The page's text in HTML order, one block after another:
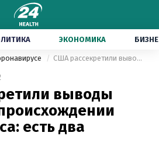
ЭКОНОМИКА
США рассекретили выводы разведки о происхождении коронавируса: есть два варианта
выводы
есть два